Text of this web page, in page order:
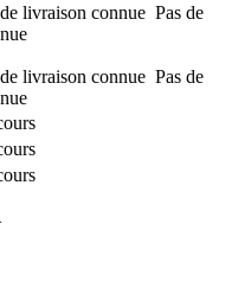
livraison connue Pas de
livraison connue Pas de